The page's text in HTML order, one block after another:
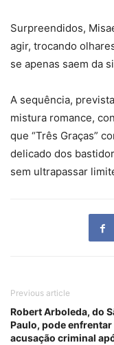
Surpreendidos,
agir, trocando
se apenas saem da
A sequência,
mistura romance,
que “Três Graças”
delicado dos
sem ultrapassar
Previous article
Robert Arboleda, do
Paulo, pode enfrentar
acusação criminal